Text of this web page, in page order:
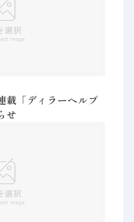
「ディラーヘルプ
せ